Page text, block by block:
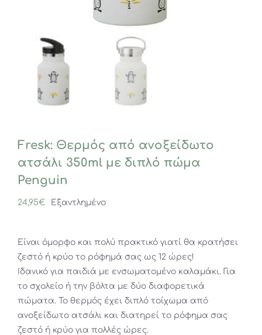
Fresk: Θερμός από ανοξείδωτο
ατσάλι 350ml με διπλό πώμα
Penguin
24,95€ Εξαντλημένο
Είναι όμορφο και πολύ πρακτικό γιατί θα κρατήσει
ζεστό ή κρύο το ρόφημά σας ως 12 ώρες!
Ιδανικό για παιδιά με ενσωματομένο καλαμάκι. Για
το σχολείο ή την βόλτα με δύο διαφορετικά
πώματα. To θερμός έχει διπλό τοίχωμα από
ανοξείδωτο ατσάλι και διατηρεί το ρόφημα σας
ζεστό ή κρύο για πολλές ώρες.